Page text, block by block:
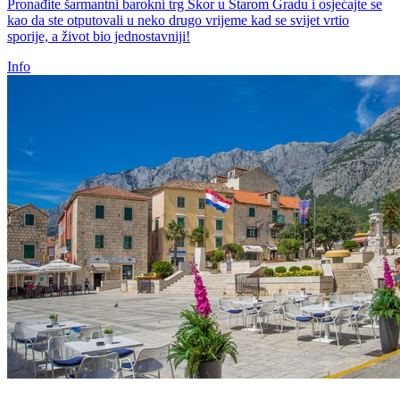
Pronađite šarmantni barokni trg Škor u Starom Gradu i osjećajte se
kao da ste otputovali u neko drugo vrijeme kad se svijet vrtio
sporije, a život bio jednostavniji!
Info